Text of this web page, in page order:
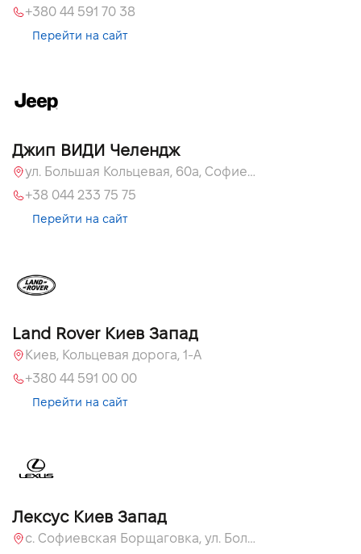
+380 44 591 70 38
Перейти на сайт
Джип ВИДИ Челендж
ул. Большая Кольцевая, 60а, Софиевская Борщаговка, Киевская обл.
+38 044 233 75 75
Перейти на сайт
Land Rover Киев Запад
Киев, Кольцевая дорога, 1-А
+380 44 591 00 00
Перейти на сайт
Лексус Киев Запад
с. Софиевская Борщаговка, ул. Большая Кольцевая, 58